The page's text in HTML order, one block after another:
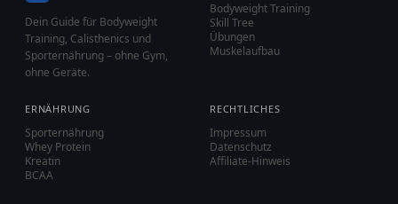
Dein Guide für Bodyweight
Training, Calisthenics und
Sporternährung – ohne Gym,
ohne Geräte.
Bodyweight Training
Skill Tree
Übungen
Muskelaufbau
ERNÄHRUNG
Sporternährung
Whey Protein
Kreatin
BCAA
RECHTLICHES
Impressum
Datenschutz
Affiliate-Hinweis